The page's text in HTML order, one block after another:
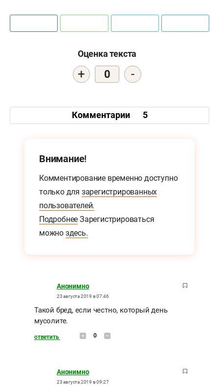
Оценка текста
+ 0 -
Комментарии 5
Внимание!
Комментирование временно доступно
только для зарегистрированных
пользователей.
Подробнее Зарегистрироваться
можно здесь.
Анонимно
23 августа 2019 в 07:46
Такой бред, если честно, который день
мусолите.
ответить 0
Анонимно
23 августа 2019 в 09:27